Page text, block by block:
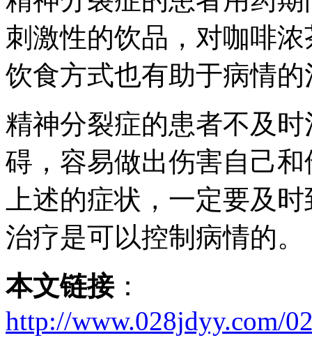
刺激性的饮品，对咖啡
饮食方式也有助于病情的
精神分裂症的患者不及
碍，容易做出伤害自己
上述的症状，一定要及
治疗是可以控制病情的。
本文链接：
http://www.028jdyy.com/